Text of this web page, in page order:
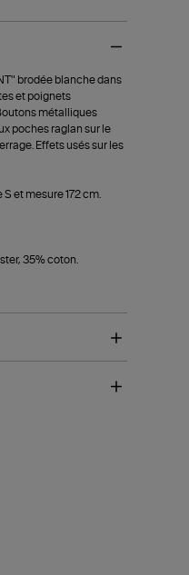
brodée blanche dans
et poignets
métalliques
poches raglan sur le
Effets usés sur les
et mesure 172 cm.
35% coton.